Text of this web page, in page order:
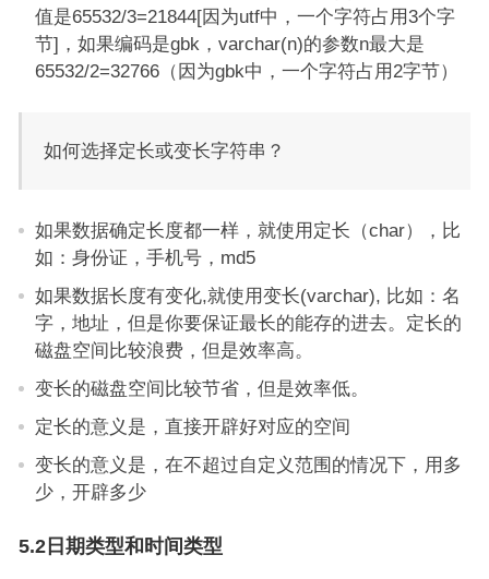
值是65532/3=21844[因为utf中，一个字符占用3个字
节]，如果编码是gbk，varchar(n)的参数n最大是
65532/2=32766（因为gbk中，一个字符占用2字节）
如何选择定长或变长字符串？
如果数据确定长度都一样，就使用定长（char），比
如：身份证，手机号，md5
如果数据长度有变化,就使用变长(varchar), 比如：名
字，地址，但是你要保证最长的能存的进去。定长的
磁盘空间比较浪费，但是效率高。
变长的磁盘空间比较节省，但是效率低。
定长的意义是，直接开辟好对应的空间
变长的意义是，在不超过自定义范围的情况下，用多
少，开辟多少
5.2日期类型和时间类型